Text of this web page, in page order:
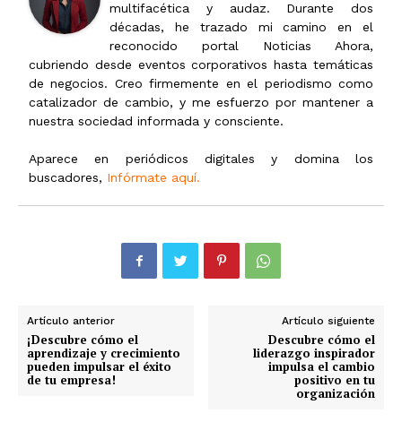
multifacética y audaz. Durante dos
décadas, he trazado mi camino en el
reconocido portal Noticias Ahora,
cubriendo desde eventos corporativos hasta temáticas
de negocios. Creo firmemente en el periodismo como
catalizador de cambio, y me esfuerzo por mantener a
nuestra sociedad informada y consciente.
Aparece en periódicos digitales y domina los
buscadores, Infórmate aquí.
Artículo anterior
¡Descubre cómo el
aprendizaje y crecimiento
pueden impulsar el éxito
de tu empresa!
Artículo siguiente
Descubre cómo el
liderazgo inspirador
impulsa el cambio
positivo en tu
organización